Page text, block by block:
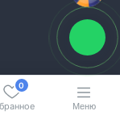
0
Меню